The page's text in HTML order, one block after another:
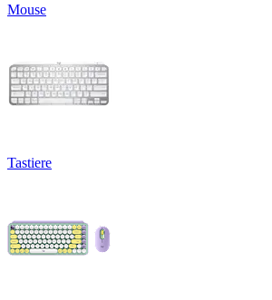
Mouse
Tastiere